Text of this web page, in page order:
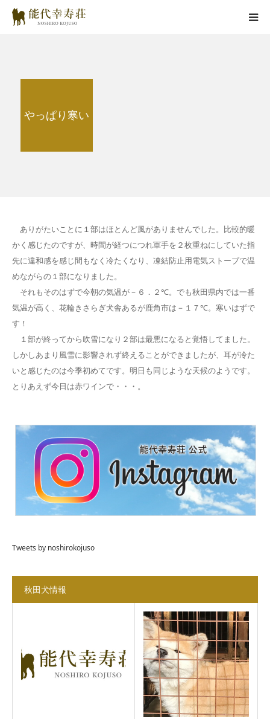
やっぱり寒い
ありがたいことに１部はほとんど風がありませんでした。比較的暖
かく感じたのですが、時間が経つにつれ軍手を２枚重ねにしていた指
先に違和感を感じ間もなく冷たくなり、凍結防止用電気ストーブで温
めながらの１部になりました。
それもそのはずで今朝の気温が－６．２℃。でも秋田県内では一番
気温が高く、花輪きさらぎ犬舎あるが鹿角市は－１７℃。寒いはずで
す！
１部が終ってから吹雪になり２部は最悪になると覚悟してました。
しかしあまり風雪に影響されず終えることができましたが、耳が冷た
いと感じたのは今季初めてです。明日も同じような天候のようです。
とりあえず今日は赤ワインで・・・。
Tweets by noshirokojuso
秋田犬情報
在舎犬情報
里親情報
お役立ちコラム
お問い合わせ